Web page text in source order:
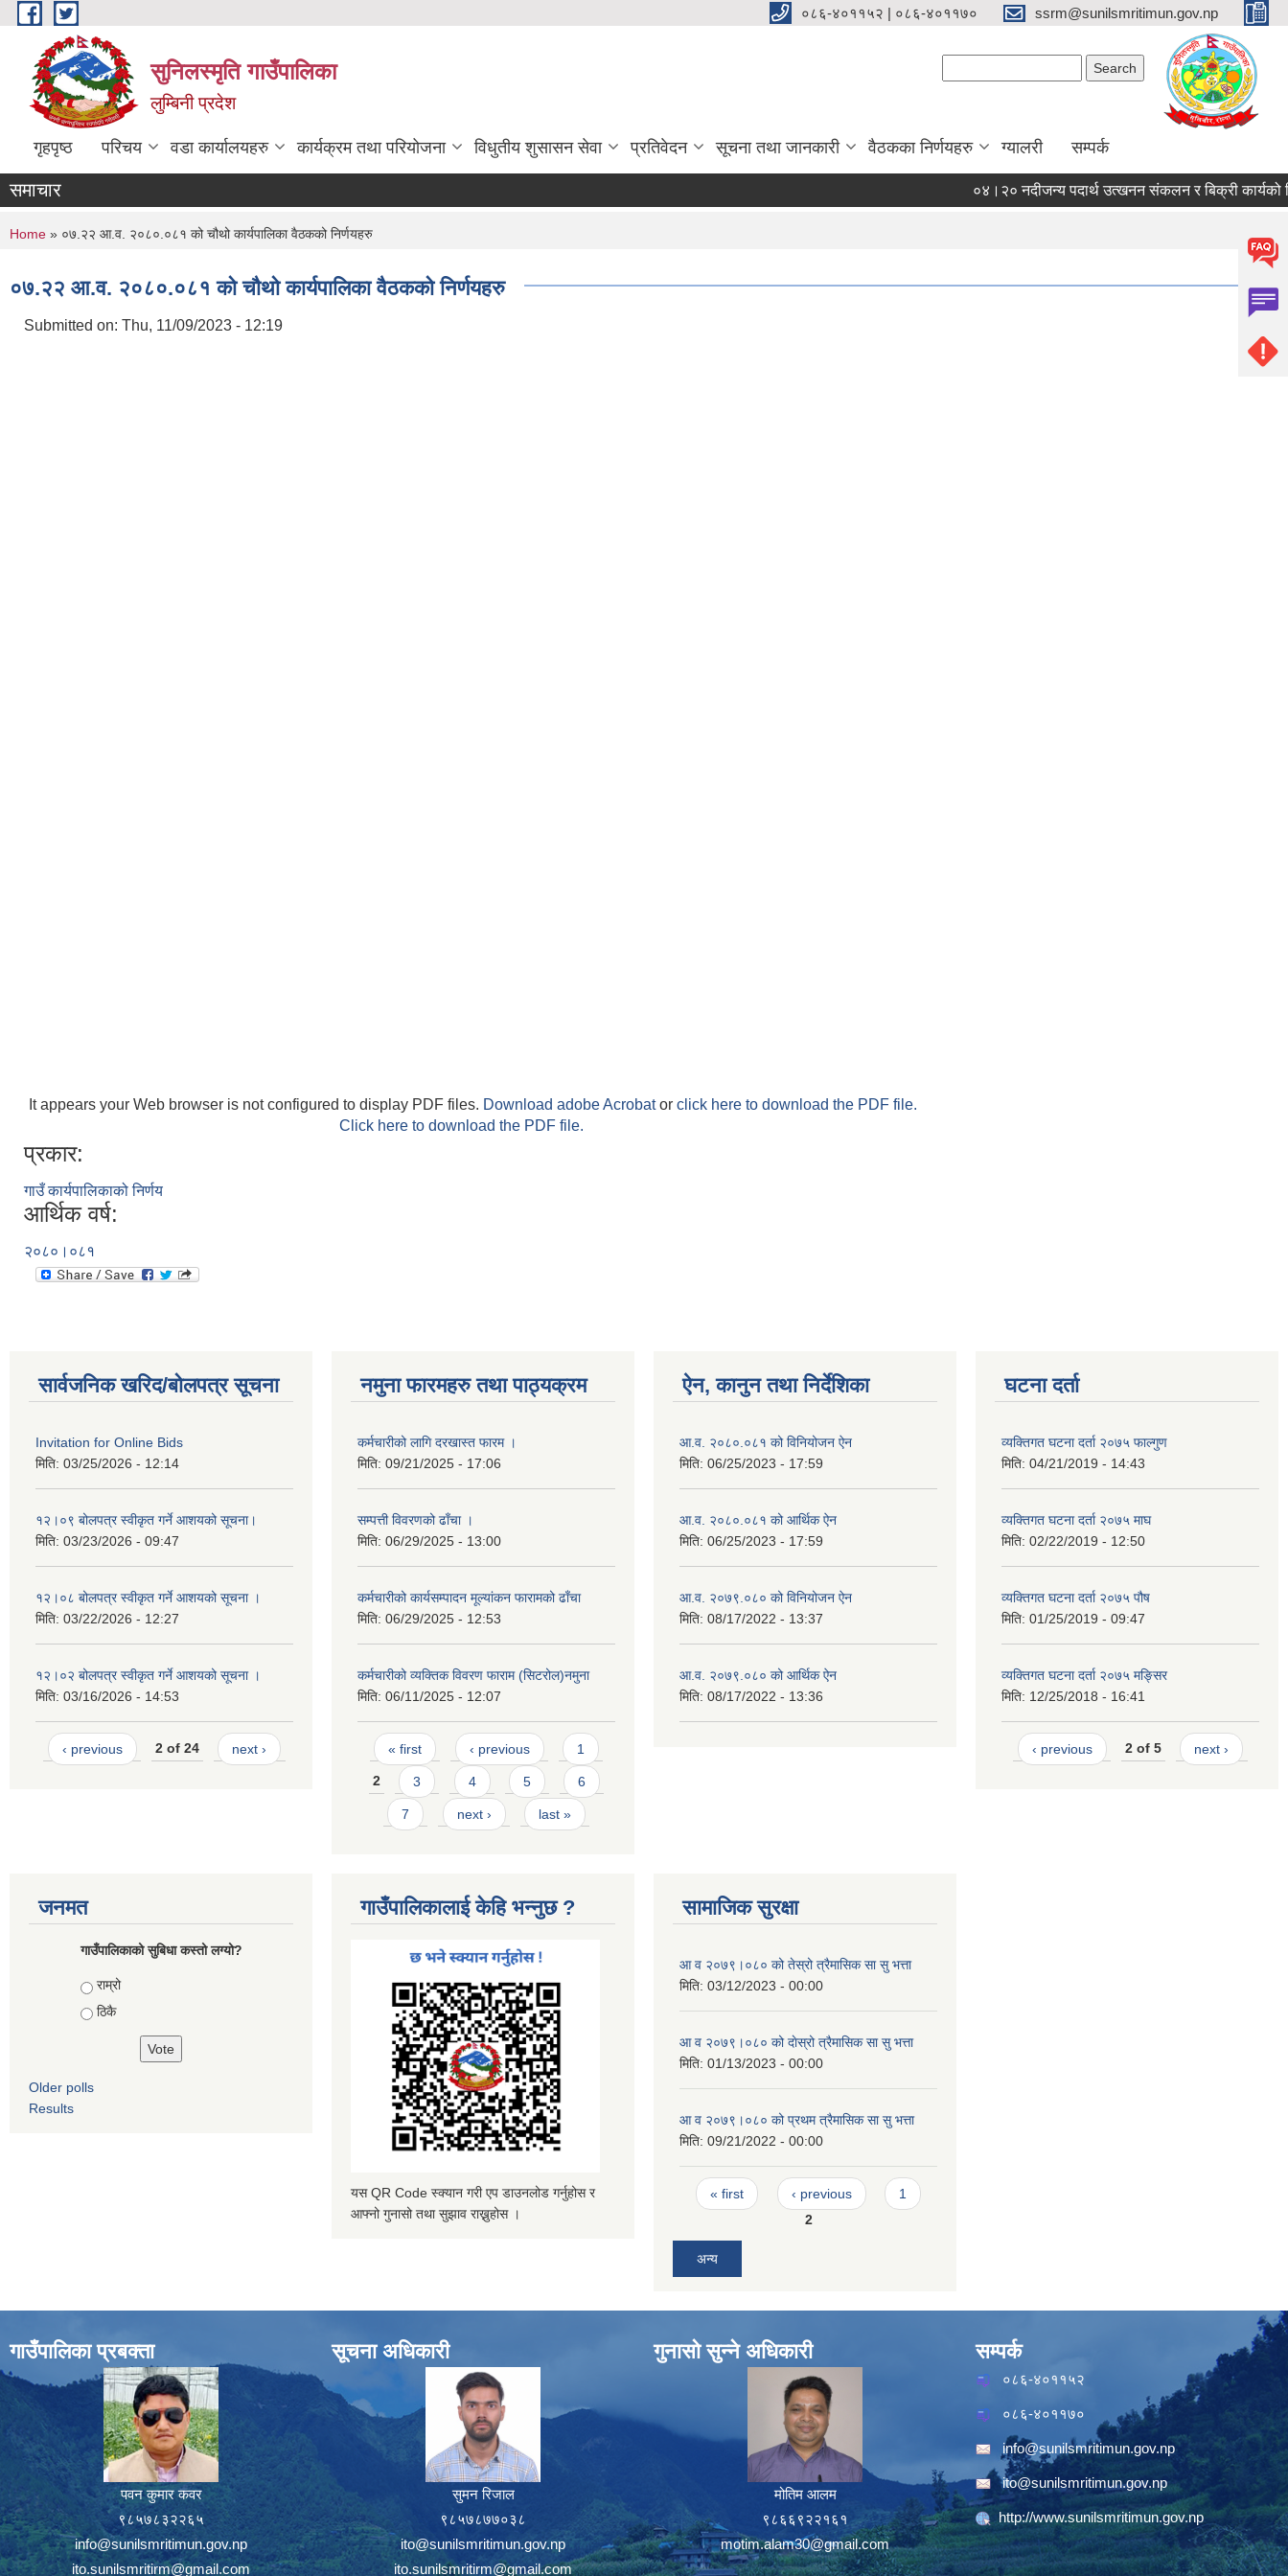
Skip to main content ०८६-४०११५२ | ०८६-४०११७० ssrm@sunilsmritimun.gov.np
सुनिलस्मृति गाउँपालिका
लुम्बिनी प्रदेश
गृहपृष्ठ परिचय वडा कार्यालयहरु कार्यक्रम तथा परियोजना विधुतीय शुसासन सेवा प्रतिवेदन सूचना तथा जानकारी वैठकका निर्णयहरु ग्यालरी सम्पर्क
समाचार ०४।२० नदीजन्य पदार्थ उत्खनन संकलन र बिक्री कार्यको
You are here
Home » ०७.२२ आ.व. २०८०.०८१ को चौथो कार्यपालिका वैठकको निर्णयहरु
०७.२२ आ.व. २०८०.०८१ को चौथो कार्यपालिका वैठकको निर्णयहरु
Submitted on: Thu, 11/09/2023 - 12:19
It appears your Web browser is not configured to display PDF files. Download adobe Acrobator click here to download the PDF file.
Click here to download the PDF file.
प्रकार:
गाउँ कार्यपालिकाको निर्णय
आर्थिक वर्ष:
२०८०।०८१
सार्वजनिक खरिद/बोलपत्र सूचना
Invitation for Online Bids
मिति: 03/25/2026 - 12:14
१२।०९ बोलपत्र स्वीकृत गर्ने आशयको सूचना।
मिति: 03/23/2026 - 09:47
१२।०८ बोलपत्र स्वीकृत गर्ने आशयको सूचना ।
मिति: 03/22/2026 - 12:27
१२।०२ बोलपत्र स्वीकृत गर्ने आशयको सूचना ।
मिति: 03/16/2026 - 14:53
‹ previous 2 of 24 next ›
नमुना फारमहरु तथा पाठ्यक्रम
कर्मचारीको लागि दरखास्त फारम ।
मिति: 09/21/2025 - 17:06
सम्पत्ती विवरणको ढाँचा ।
मिति: 06/29/2025 - 13:00
कर्मचारीको कार्यसम्पादन मूल्यांकन फारामको ढाँचा
मिति: 06/29/2025 - 12:53
कर्मचारीको व्यक्तिक विवरण फाराम (सिटरोल)नमुना
मिति: 06/11/2025 - 12:07
Pages
« first ‹ previous 1
2 3 4 5 6
7 next › last »
ऐन, कानुन तथा निर्देशिका
आ.व. २०८०.०८१ को विनियोजन ऐन
मिति: 06/25/2023 - 17:59
आ.व. २०८०.०८१ को आर्थिक ऐन
मिति: 06/25/2023 - 17:59
आ.व. २०७९.०८० को विनियोजन ऐन
मिति: 08/17/2022 - 13:37
आ.व. २०७९.०८० को आर्थिक ऐन
मिति: 08/17/2022 - 13:36
घटना दर्ता
व्यक्तिगत घटना दर्ता २०७५ फाल्गुण
मिति: 04/21/2019 - 14:43
व्यक्तिगत घटना दर्ता २०७५ माघ
मिति: 02/22/2019 - 12:50
व्यक्तिगत घटना दर्ता २०७५ पौष
मिति: 01/25/2019 - 09:47
व्यक्तिगत घटना दर्ता २०७५ मङ्सिर
मिति: 12/25/2018 - 16:41
‹ previous 2 of 5 next ›
जनमत
गाउँपालिकाको सुबिधा कस्तो लग्यो?
Choices
राम्रो
ठिकै
Older polls
Results
गाउँपालिकालाई केहि भन्नुछ ?
यस QR Code स्क्यान गरी एप डाउनलोड गर्नुहोस र
आफ्नो गुनासो तथा सुझाव राख्नुहोस ।
सामाजिक सुरक्षा
आ व २०७९।०८० को तेस्रो त्रैमासिक सा सु भत्ता
मिति: 03/12/2023 - 00:00
आ व २०७९।०८० को दाेस्रो त्रैमासिक सा सु भत्ता
मिति: 01/13/2023 - 00:00
आ व २०७९।०८० को प्रथम त्रैमासिक सा सु भत्ता
मिति: 09/21/2022 - 00:00
Pages
« first ‹ previous
1
2
अन्य
गाउँपालिका प्रबक्ता
पवन कुमार कवर
९८५७८३२२६५
info@sunilsmritimun.gov.np
ito.sunilsmritirm@gmail.com
सूचना अधिकारी
सुमन रिजाल
९८५७८७७०३८
ito@sunilsmritimun.gov.np
ito.sunilsmritirm@gmail.com
गुनासो सुन्ने अधिकारी
मोतिम आलम
९८६६९२२१६१
motim.alam30@gmail.com
सम्पर्क
०८६-४०११५२
०८६-४०११७०
info@sunilsmritimun.gov.np
ito@sunilsmritimun.gov.np
http://www.sunilsmritimun.gov.np